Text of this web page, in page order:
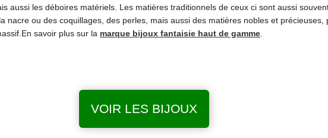
aussi les déboires matériels. Les matières traditionnels de ceux ci sont aussi
nacre ou des coquillages, des perles, mais aussi des matières nobles et précieuses,
savoir plus sur la marque bijoux fantaisie haut de gamme.
VOIR LES BIJOUX